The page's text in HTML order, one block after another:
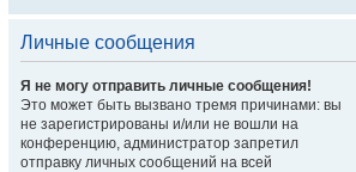
Личные сообщения
Я не могу отправить личные сообщения!
Это может быть вызвано тремя причинами: вы
не зарегистрированы и/или не вошли на
конференцию, администратор запретил
отправку личных сообщений на всей